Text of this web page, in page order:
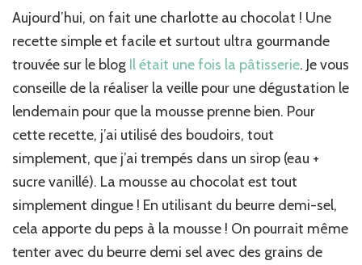
chocolat
Aujourd’hui, on fait une charlotte au chocolat ! Une
recette simple et facile et surtout ultra gourmande
trouvée sur le blog Il était une fois la pâtisserie. Je vous
conseille de la réaliser la veille pour une dégustation le
lendemain pour que la mousse prenne bien. Pour
cette recette, j’ai utilisé des boudoirs, tout
simplement, que j’ai trempés dans un sirop (eau +
sucre vanillé). La mousse au chocolat est tout
simplement dingue ! En utilisant du beurre demi-sel,
cela apporte du peps à la mousse ! On pourrait même
tenter avec du beurre demi sel avec des grains de